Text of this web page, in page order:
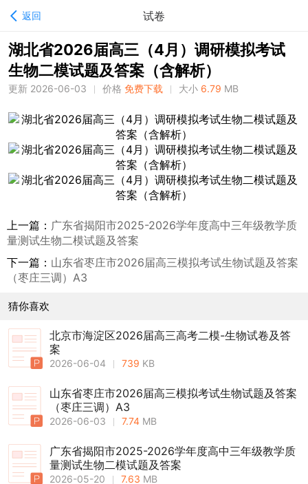
返回 试卷
湖北省2026届高三（4月）调研模拟考试
生物二模试题及答案（含解析）
更新 2026-06-03 价格 免费下载 大小 6.79 MB
上一篇： 广东省揭阳市2025-2026学年度高中三年级教学质
量测试生物二模试题及答案
下一篇： 山东省枣庄市2026届高三模拟考试生物试题及答案
（枣庄三调）A3
猜你喜欢
北京市海淀区2026届高三高考二模-生物试卷及答
案
2026-06-04 739 KB
山东省枣庄市2026届高三模拟考试生物试题及答案
（枣庄三调）A3
2026-06-03 7.74 MB
广东省揭阳市2025-2026学年度高中三年级教学质
量测试生物二模试题及答案
2026-05-20 7.63 MB